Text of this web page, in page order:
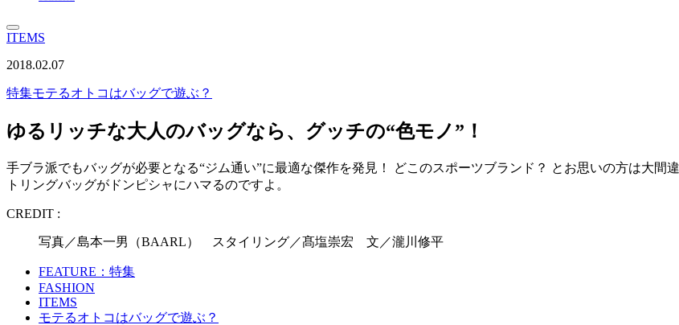
ITEMS
2018.02.07
特集モテるオトコはバッグで遊ぶ？
ゆるリッチな大人のバッグなら、グッチの“色モノ”！
手ブラ派でもバッグが必要となる“ジム通い”に最適な傑作を発見！ どこのスポーツブランド？ とお思いの方は大間
トリングバッグがドンピシャにハマるのですよ。
CREDIT :
写真／島本一男（BAARL） スタイリング／髙塩崇宏 文／瀧川修平
FEATURE：特集
FASHION
ITEMS
モテるオトコはバッグで遊ぶ？